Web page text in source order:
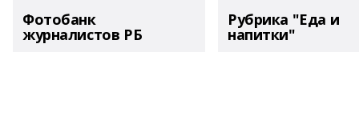
Фотобанк
журналистов РБ
Рубрика "Еда и
напитки"